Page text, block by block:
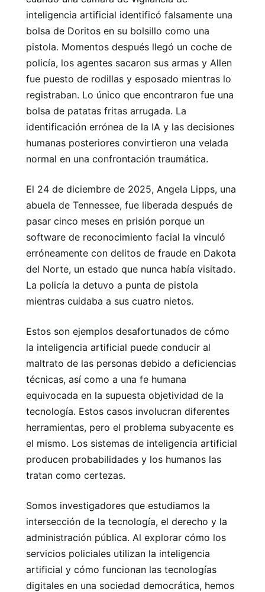
inteligencia artificial identificó falsamente una
bolsa de Doritos en su bolsillo como una
pistola. Momentos después llegó un coche de
policía, los agentes sacaron sus armas y Allen
fue puesto de rodillas y esposado mientras lo
registraban. Lo único que encontraron fue una
bolsa de patatas fritas arrugada. La
identificación errónea de la IA y las decisiones
humanas posteriores convirtieron una velada
normal en una confrontación traumática.
El 24 de diciembre de 2025, Angela Lipps, una
abuela de Tennessee, fue liberada después de
pasar cinco meses en prisión porque un
software de reconocimiento facial la vinculó
erróneamente con delitos de fraude en Dakota
del Norte, un estado que nunca había visitado.
La policía la detuvo a punta de pistola
mientras cuidaba a sus cuatro nietos.
Estos son ejemplos desafortunados de cómo
la inteligencia artificial puede conducir al
maltrato de las personas debido a deficiencias
técnicas, así como a una fe humana
equivocada en la supuesta objetividad de la
tecnología. Estos casos involucran diferentes
herramientas, pero el problema subyacente es
el mismo. Los sistemas de inteligencia artificial
producen probabilidades y los humanos las
tratan como certezas.
Somos investigadores que estudiamos la
intersección de la tecnología, el derecho y la
administración pública. Al explorar cómo los
servicios policiales utilizan la inteligencia
artificial y cómo funcionan las tecnologías
digitales en una sociedad democrática, hemos